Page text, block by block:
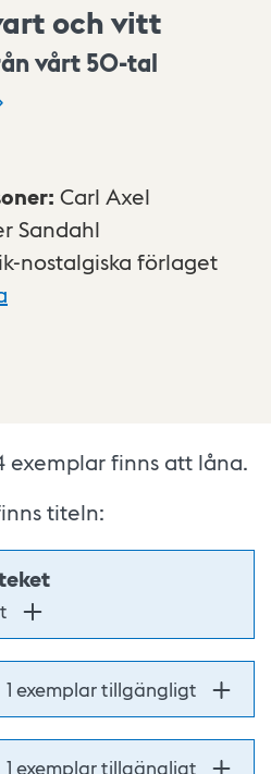
och vitt
vårt 50-tal
: Carl Axel
Sandahl
nostalgiska förlaget
exemplar finns att låna.
titeln:
1 exemplar tillgängligt
1 exemplar tillgängligt